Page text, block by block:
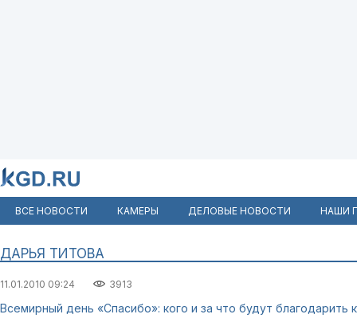
ВСЕ НОВОСТИ КАМЕРЫ ДЕЛОВЫЕ НОВОСТИ НАШИ
ДАРЬЯ ТИТОВА
11.01.2010 09:24 3913
Всемирный день «Спасибо»: кого и за что будут благодарить